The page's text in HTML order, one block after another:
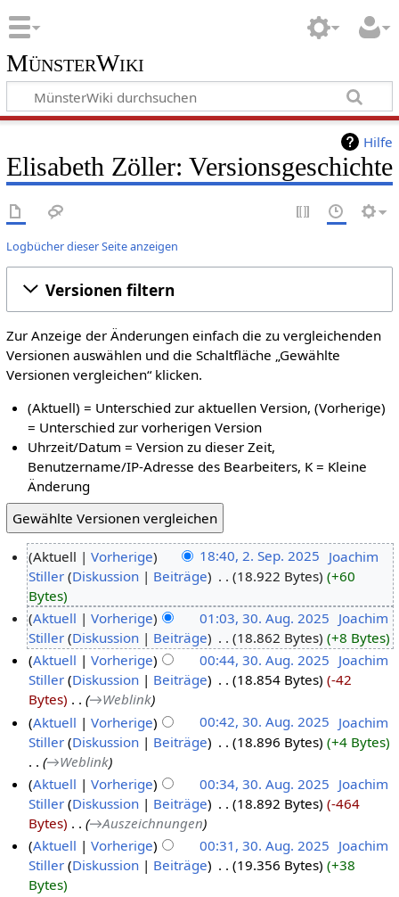
MünsterWiki
Hilfe
Elisabeth Zöller: Versionsgeschichte
Logbücher dieser Seite anzeigen
Versionen filtern
Zur Anzeige der Änderungen einfach die zu vergleichenden
Versionen auswählen und die Schaltfläche „Gewählte
Versionen vergleichen“ klicken.
(Aktuell) = Unterschied zur aktuellen Version, (Vorherige)
= Unterschied zur vorherigen Version
Uhrzeit/Datum = Version zu dieser Zeit,
Benutzername/IP-Adresse des Bearbeiters, K = Kleine
Änderung
Aktuell Vorherige 18:40, 2. Sep. 2025 Joachim
Stiller Diskussion Beiträge 18.922 Bytes
+60
Bytes
Aktuell
Vorherige 01:03, 30. Aug. 2025 Joachim
Stiller Diskussion Beiträge 18.862 Bytes
+8 Bytes
Aktuell
Vorherige 00:44, 30. Aug. 2025 Joachim
Stiller Diskussion Beiträge 18.854 Bytes
-42
Bytes
→‎Weblink
Aktuell
Vorherige 00:42, 30. Aug. 2025 Joachim
Stiller Diskussion Beiträge 18.896 Bytes
+4 Bytes
→‎Weblink
Aktuell
Vorherige 00:34, 30. Aug. 2025 Joachim
Stiller Diskussion Beiträge 18.892 Bytes
-464
Bytes
→‎Auszeichnungen
Aktuell
Vorherige 00:31, 30. Aug. 2025 Joachim
Stiller Diskussion Beiträge 19.356 Bytes
+38
Bytes